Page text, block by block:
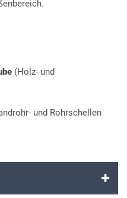
(Holz- und
und Rohrschellen